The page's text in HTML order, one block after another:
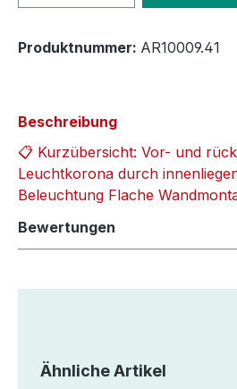
Produktnummer: AR10009.41
Beschreibung
📋 Kurzübersicht: Vor- und
Leuchtkorona durch
Beleuchtung Flache
Bewertungen
Produktgalerie überspringen
Ähnliche Artikel